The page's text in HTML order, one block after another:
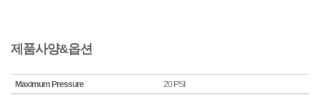
제품사양&옵션
Maximum Pressure
20 PSI